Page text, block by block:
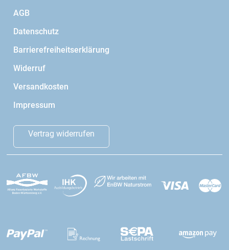
AGB
Datenschutz
Barrierefreiheitserklärung
Widerruf
Versandkosten
Impressum
Vertrag widerrufen